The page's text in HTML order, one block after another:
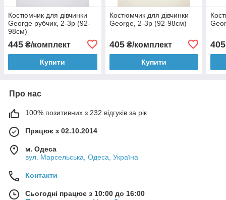
Костюмчик для дівчинки
George рубчик, 2-3р (92-
98см)
445 ₴/комплект
Купити
Костюмчик для дівчинки
George, 2-3р (92-98см)
405₴/комплект
Купити
405
Про нас
100% позитивних з 232 відгуків за рік
Працює з 02.10.2014
м. Одеса
вул. Марсельська, Одеса, Україна
Контакти
Сьогодні працює з 10:00 до 16:00